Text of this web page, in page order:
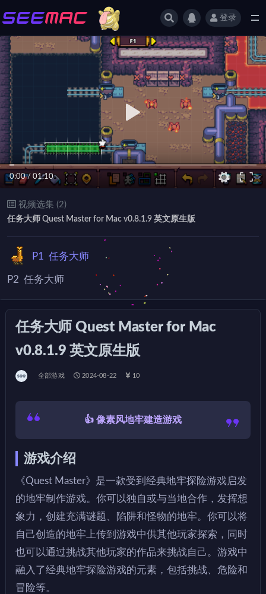
登录
0:00/ 01:10
视频选集 (2)
任务大师 Quest Master for Mac v0.8.1.9 英文原生版
P1 任务大师
P2 任务大师
任务大师 Quest Master for Mac
v0.8.1.9 英文原生版
全部游戏 2024-08-22 10
👍 像素风地牢建造游戏
游戏介绍
《Quest Master》是一款受到经典地牢探险游戏启发
的地牢制作游戏。你可以独自或与当地合作，发挥想
象力，创建充满谜题、陷阱和怪物的地牢。你可以将
自己创造的地牢上传到游戏中供其他玩家探索，同时
也可以通过挑战其他玩家的作品来挑战自己。游戏中
融入了经典地牢探险游戏的元素，包括挑战、危险和
冒险等。